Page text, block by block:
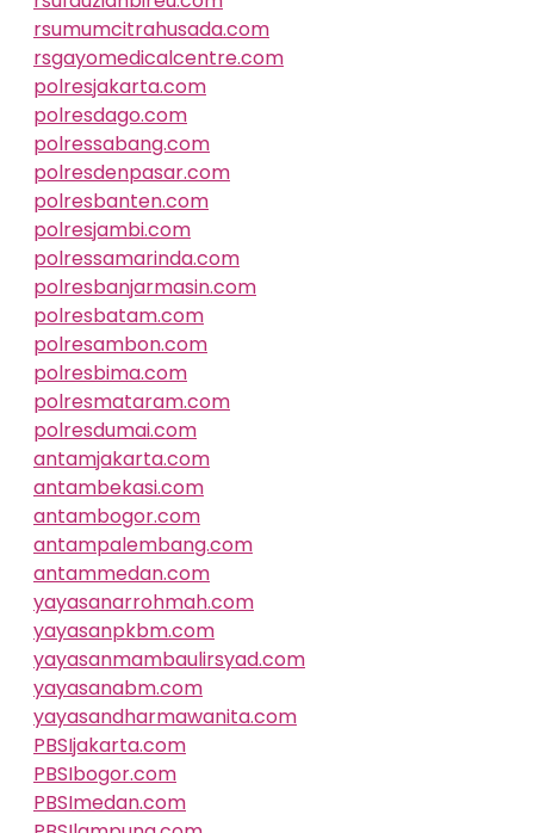
rsumumcitrahusada.com
rsgayomedicalcentre.com
polresjakarta.com
polresdago.com
polressabang.com
polresdenpasar.com
polresbanten.com
polresjambi.com
polressamarinda.com
polresbanjarmasin.com
polresbatam.com
polresambon.com
polresbima.com
polresmataram.com
polresdumai.com
antamjakarta.com
antambekasi.com
antambogor.com
antampalembang.com
antammedan.com
yayasanarrohmah.com
yayasanpkbm.com
yayasanmambaulirsyad.com
yayasanabm.com
yayasandharmawanita.com
PBSIjakarta.com
PBSIbogor.com
PBSImedan.com